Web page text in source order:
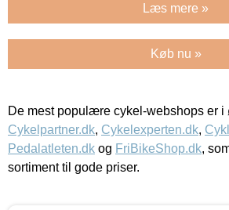
Læs mere »
Køb nu »
De mest populære cykel-webshops er i
Cykelpartner.dk, Cykelexperten.dk,
Pedalatleten.dk og FriBikeShop.dk,
sortiment til gode priser.